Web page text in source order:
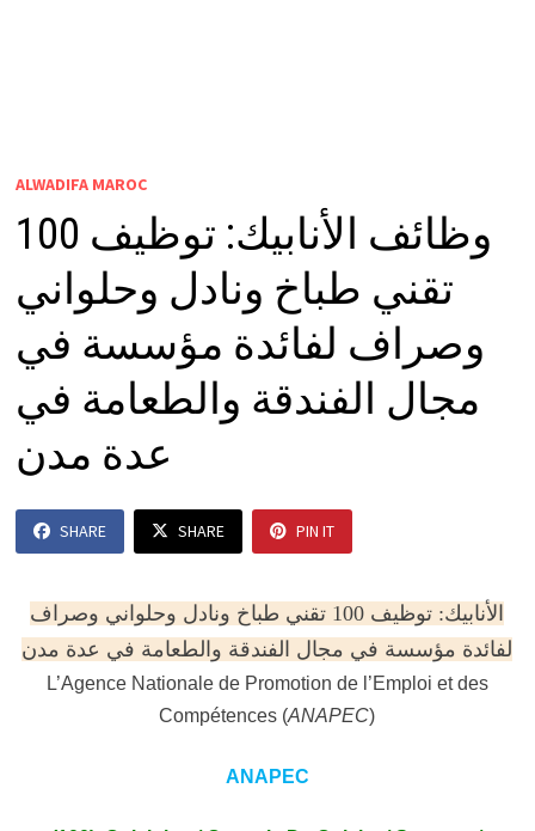
ALWADIFA MAROC
وظائف الأنابيك: توظيف 100
تقني طباخ ونادل وحلواني
وصراف لفائدة مؤسسة في
مجال الفندقة والطعامة في
عدة مدن
SHARE SHARE PIN IT
الأنابيك: توظيف 100 تقني طباخ ونادل وحلواني وصراف
لفائدة مؤسسة في مجال الفندقة والطعامة في عدة مدن
L’Agence Nationale de Promotion de l’Emploi et des
Compétences (ANAPEC)
ANAPEC